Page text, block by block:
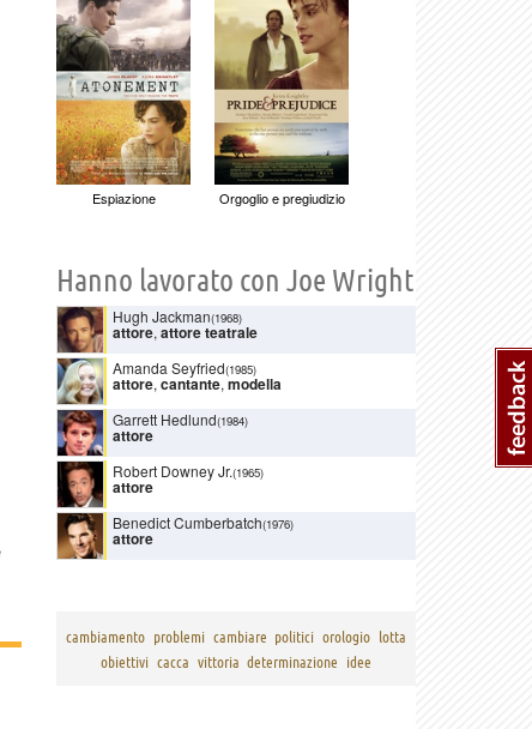
Espiazione Orgoglio e pregiudizio
Hanno lavorato con Joe Wright
Hugh Jackman(1968)
attore, attore teatrale
Amanda Seyfried(1985)
attore, cantante, modella
Garrett Hedlund(1984)
attore
Robert Downey Jr.(1965)
attore
Benedict Cumberbatch(1976)
attore
cambiamento problemi cambiare politici orologio lotta
obiettivi cacca vittoria determinazione idee